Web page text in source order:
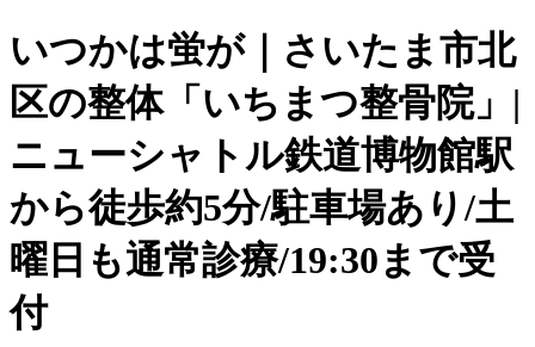
いつかは蛍が｜さいたま市北
区の整体「いちまつ整骨院」|
ニューシャトル鉄道博物館駅
から徒歩約5分/駐車場あり/土
曜日も通常診療/19:30まで受
付